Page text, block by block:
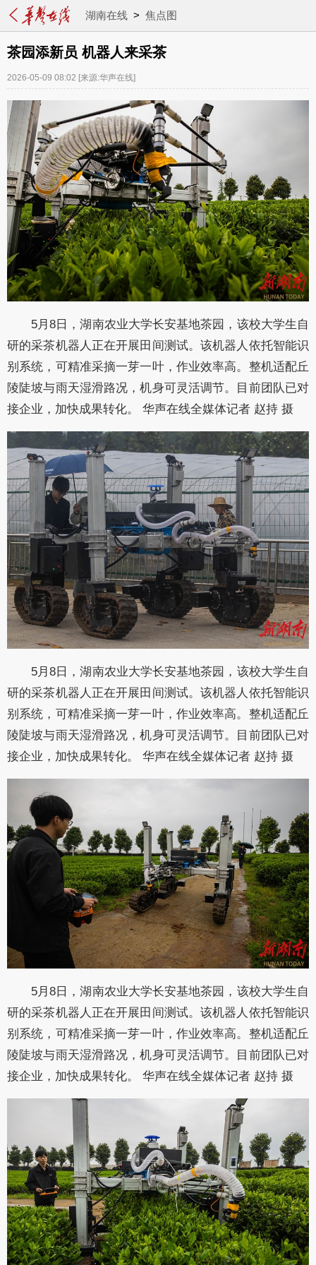
湖南在线> 焦点图
茶园添新员 机器人来采茶
2026-05-09 08:02 [来源:华声在线]
5月8日，湖南农业大学长安基地茶园，该校大学生自
研的采茶机器人正在开展田间测试。该机器人依托智能识
别系统，可精准采摘一芽一叶，作业效率高。整机适配丘
陵陡坡与雨天湿滑路况，机身可灵活调节。目前团队已对
接企业，加快成果转化。 华声在线全媒体记者 赵持 摄
5月8日，湖南农业大学长安基地茶园，该校大学生自
研的采茶机器人正在开展田间测试。该机器人依托智能识
别系统，可精准采摘一芽一叶，作业效率高。整机适配丘
陵陡坡与雨天湿滑路况，机身可灵活调节。目前团队已对
接企业，加快成果转化。 华声在线全媒体记者 赵持 摄
5月8日，湖南农业大学长安基地茶园，该校大学生自
研的采茶机器人正在开展田间测试。该机器人依托智能识
别系统，可精准采摘一芽一叶，作业效率高。整机适配丘
陵陡坡与雨天湿滑路况，机身可灵活调节。目前团队已对
接企业，加快成果转化。 华声在线全媒体记者 赵持 摄